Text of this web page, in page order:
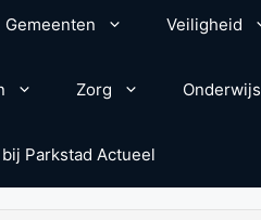
Gemeenten Veiligheid
Zorg Onderwijs
Parkstad Actueel